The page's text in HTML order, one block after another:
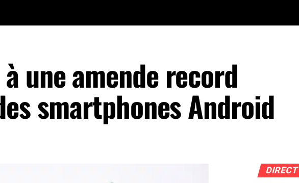
une amende record
smartphones Android
DIRECT